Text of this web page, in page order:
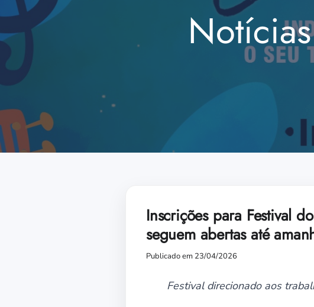
Inscrições para Festival
seguem abertas até
Publicado em 23/04/2026
Festival direcionado aos